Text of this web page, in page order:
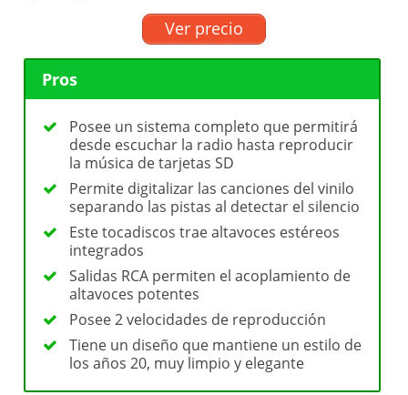
Ver precio
Pros
Posee un sistema completo que permitirá
desde escuchar la radio hasta reproducir
la música de tarjetas SD
Permite digitalizar las canciones del vinilo
separando las pistas al detectar el silencio
Este tocadiscos trae altavoces estéreos
integrados
Salidas RCA permiten el acoplamiento de
altavoces potentes
Posee 2 velocidades de reproducción
Tiene un diseño que mantiene un estilo de
los años 20, muy limpio y elegante